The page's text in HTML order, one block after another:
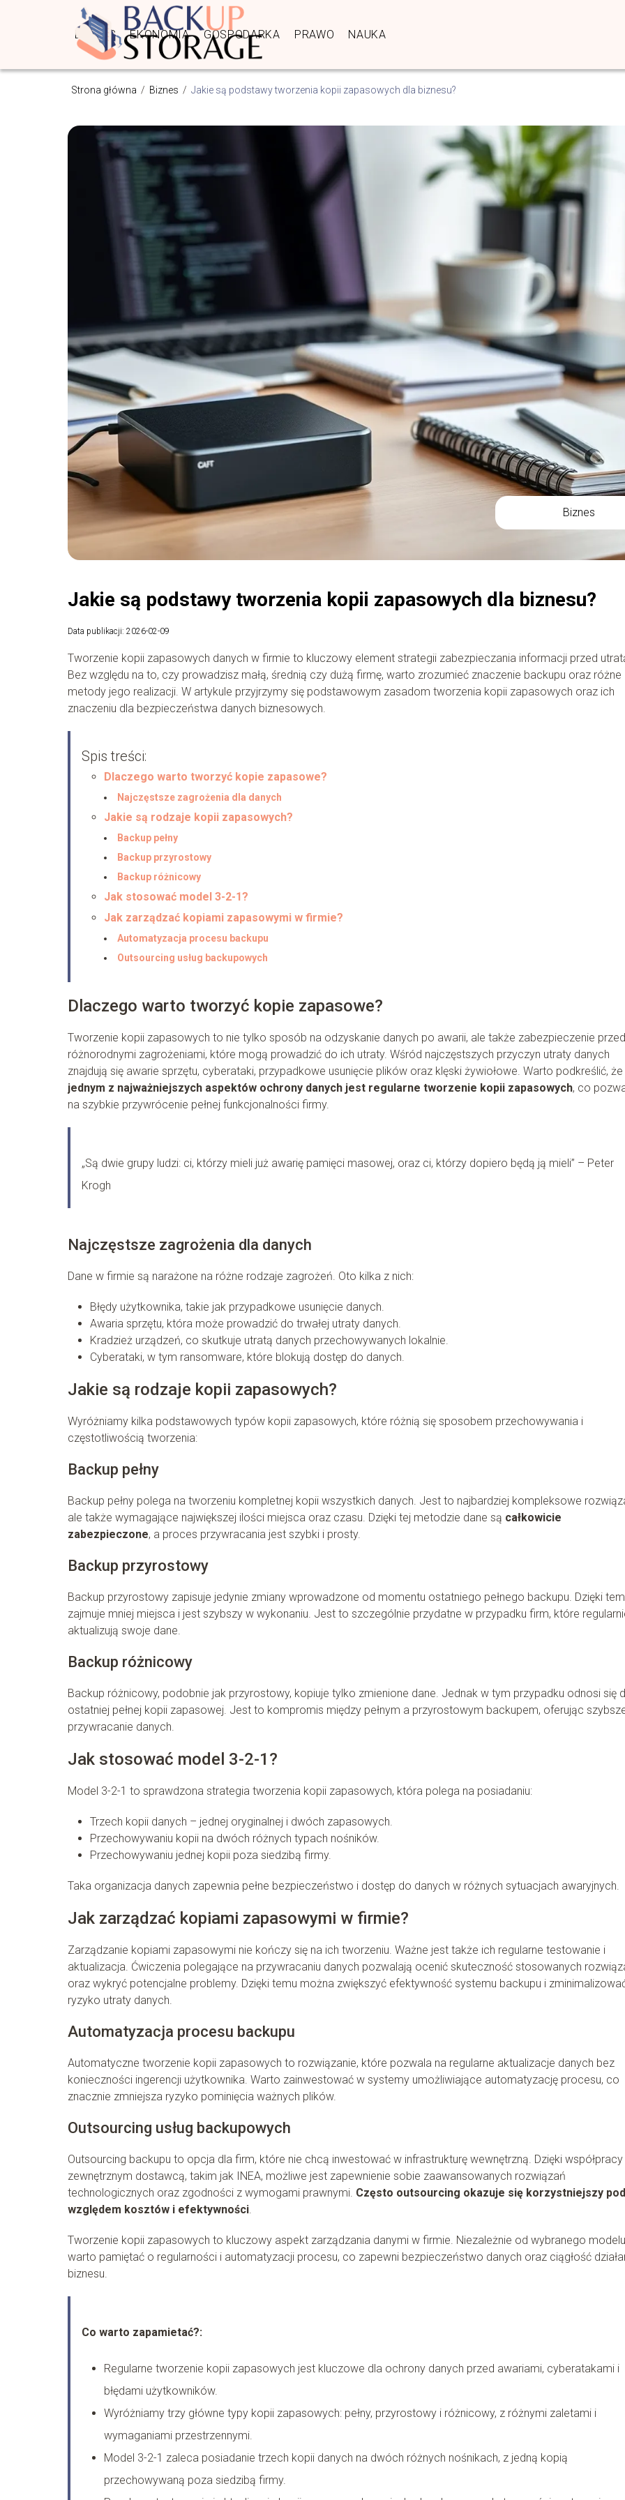
BIZNES EKONOMIA GOSPODARKA PRAWO NAUKA
Strona główna / Biznes / Jakie są podstawy tworzenia kopii zapasowych dla biznesu?
Biznes
Jakie są podstawy tworzenia kopii zapasowych dla biznesu?
Data publikacji: 2026-02-09
Tworzenie kopii zapasowych danych w firmie to kluczowy element strategii zabezpieczania informacji przed
Bez względu na to, czy prowadzisz małą, średnią czy dużą firmę, warto zrozumieć znaczenie backupu oraz różne
metody jego realizacji. W artykule przyjrzymy się podstawowym zasadom tworzenia kopii zapasowych oraz ich
znaczeniu dla bezpieczeństwa danych biznesowych.
Spis treści:
Dlaczego warto tworzyć kopie zapasowe?
Najczęstsze zagrożenia dla danych
Jakie są rodzaje kopii zapasowych?
Backup pełny
Backup przyrostowy
Backup różnicowy
Jak stosować model 3-2-1?
Jak zarządzać kopiami zapasowymi w firmie?
Automatyzacja procesu backupu
Outsourcing usług backupowych
Dlaczego warto tworzyć kopie zapasowe?
Tworzenie kopii zapasowych to nie tylko sposób na odzyskanie danych po awarii, ale także zabezpieczenie przed
różnorodnymi zagrożeniami, które mogą prowadzić do ich utraty. Wśród najczęstszych przyczyn utraty danych
znajdują się awarie sprzętu, cyberataki, przypadkowe usunięcie plików oraz klęski żywiołowe. Warto podkreślić, że
jednym z najważniejszych aspektów ochrony danych jest regularne tworzenie kopii zapasowych, co
na szybkie przywrócenie pełnej funkcjonalności firmy.
„Są dwie grupy ludzi: ci, którzy mieli już awarię pamięci masowej, oraz ci, którzy dopiero będą ją mieli” – Peter
Krogh
Najczęstsze zagrożenia dla danych
Dane w firmie są narażone na różne rodzaje zagrożeń. Oto kilka z nich:
Błędy użytkownika, takie jak przypadkowe usunięcie danych.
Awaria sprzętu, która może prowadzić do trwałej utraty danych.
Kradzież urządzeń, co skutkuje utratą danych przechowywanych lokalnie.
Cyberataki, w tym ransomware, które blokują dostęp do danych.
Jakie są rodzaje kopii zapasowych?
Wyróżniamy kilka podstawowych typów kopii zapasowych, które różnią się sposobem przechowywania i
częstotliwością tworzenia:
Backup pełny
Backup pełny polega na tworzeniu kompletnej kopii wszystkich danych. Jest to najbardziej kompleksowe
ale także wymagające największej ilości miejsca oraz czasu. Dzięki tej metodzie dane są całkowicie
zabezpieczone, a proces przywracania jest szybki i prosty.
Backup przyrostowy
Backup przyrostowy zapisuje jedynie zmiany wprowadzone od momentu ostatniego pełnego backupu. Dzięki
zajmuje mniej miejsca i jest szybszy w wykonaniu. Jest to szczególnie przydatne w przypadku firm, które
aktualizują swoje dane.
Backup różnicowy
Backup różnicowy, podobnie jak przyrostowy, kopiuje tylko zmienione dane. Jednak w tym przypadku odnosi się
ostatniej pełnej kopii zapasowej. Jest to kompromis między pełnym a przyrostowym backupem, oferując
przywracanie danych.
Jak stosować model 3-2-1?
Model 3-2-1 to sprawdzona strategia tworzenia kopii zapasowych, która polega na posiadaniu:
Trzech kopii danych – jednej oryginalnej i dwóch zapasowych.
Przechowywaniu kopii na dwóch różnych typach nośników.
Przechowywaniu jednej kopii poza siedzibą firmy.
Taka organizacja danych zapewnia pełne bezpieczeństwo i dostęp do danych w różnych sytuacjach awaryjnych.
Jak zarządzać kopiami zapasowymi w firmie?
Zarządzanie kopiami zapasowymi nie kończy się na ich tworzeniu. Ważne jest także ich regularne testowanie i
aktualizacja. Ćwiczenia polegające na przywracaniu danych pozwalają ocenić skuteczność stosowanych
oraz wykryć potencjalne problemy. Dzięki temu można zwiększyć efektywność systemu backupu i
ryzyko utraty danych.
Automatyzacja procesu backupu
Automatyczne tworzenie kopii zapasowych to rozwiązanie, które pozwala na regularne aktualizacje danych bez
konieczności ingerencji użytkownika. Warto zainwestować w systemy umożliwiające automatyzację procesu, co
znacznie zmniejsza ryzyko pominięcia ważnych plików.
Outsourcing usług backupowych
Outsourcing backupu to opcja dla firm, które nie chcą inwestować w infrastrukturę wewnętrzną. Dzięki współpracy
zewnętrznym dostawcą, takim jak INEA, możliwe jest zapewnienie sobie zaawansowanych rozwiązań
technologicznych oraz zgodności z wymogami prawnymi. Często outsourcing okazuje się korzystniejszy pod
względem kosztów i efektywności.
Tworzenie kopii zapasowych to kluczowy aspekt zarządzania danymi w firmie. Niezależnie od wybranego
warto pamiętać o regularności i automatyzacji procesu, co zapewni bezpieczeństwo danych oraz ciągłość
biznesu.
Co warto zapamietać?:
Regularne tworzenie kopii zapasowych jest kluczowe dla ochrony danych przed awariami, cyberatakami i
błędami użytkowników.
Wyróżniamy trzy główne typy kopii zapasowych: pełny, przyrostowy i różnicowy, z różnymi zaletami i
wymaganiami przestrzennymi.
Model 3-2-1 zaleca posiadanie trzech kopii danych na dwóch różnych nośnikach, z jedną kopią
przechowywaną poza siedzibą firmy.